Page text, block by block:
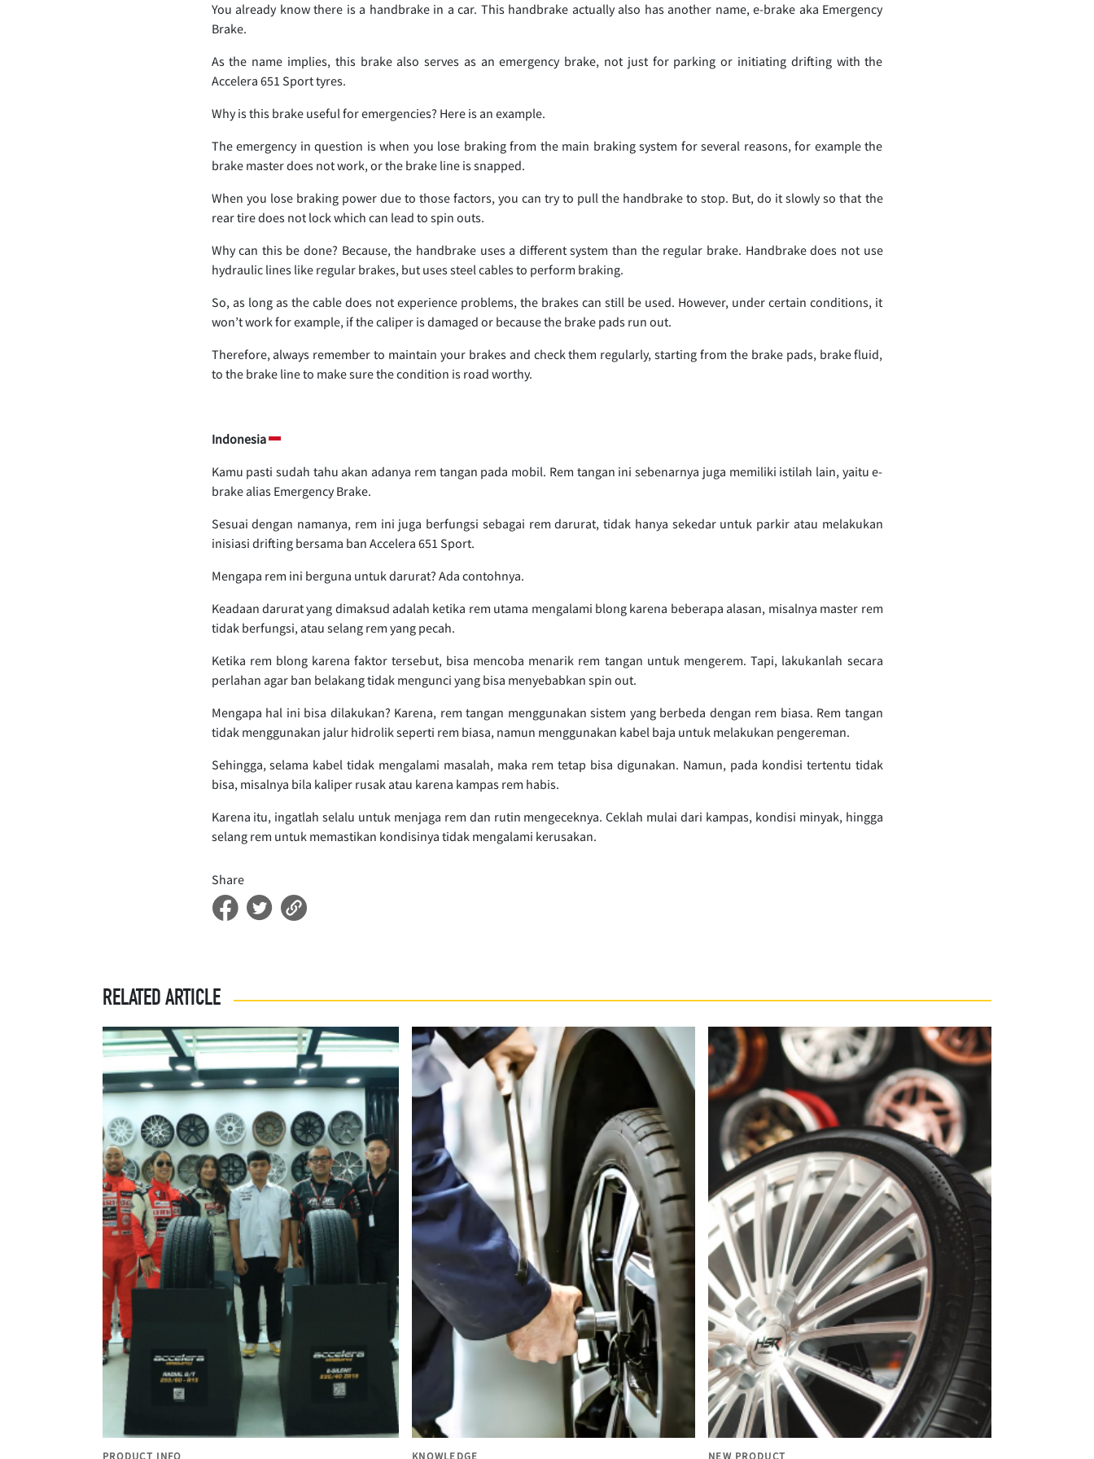
You already know there is a handbrake in a car. This handbrake actually also has another name, e-brake aka Emergency
Brake.
As the name implies, this brake also serves as an emergency brake, not just for parking or initiating drifting with the
Accelera 651 Sport tyres.
Why is this brake useful for emergencies? Here is an example.
The emergency in question is when you lose braking from the main braking system for several reasons, for example the
brake master does not work, or the brake line is snapped.
When you lose braking power due to those factors, you can try to pull the handbrake to stop. But, do it slowly so that the
rear tire does not lock which can lead to spin outs.
Why can this be done? Because, the handbrake uses a different system than the regular brake. Handbrake does not use
hydraulic lines like regular brakes, but uses steel cables to perform braking.
So, as long as the cable does not experience problems, the brakes can still be used. However, under certain conditions, it
won’t work for example, if the caliper is damaged or because the brake pads run out.
Therefore, always remember to maintain your brakes and check them regularly, starting from the brake pads, brake fluid,
to the brake line to make sure the condition is road worthy.
Indonesia
Kamu pasti sudah tahu akan adanya rem tangan pada mobil. Rem tangan ini sebenarnya juga memiliki istilah lain, yaitu e-
brake alias Emergency Brake.
Sesuai dengan namanya, rem ini juga berfungsi sebagai rem darurat, tidak hanya sekedar untuk parkir atau melakukan
inisiasi drifting bersama ban Accelera 651 Sport.
Mengapa rem ini berguna untuk darurat? Ada contohnya.
Keadaan darurat yang dimaksud adalah ketika rem utama mengalami blong karena beberapa alasan, misalnya master rem
tidak berfungsi, atau selang rem yang pecah.
Ketika rem blong karena faktor tersebut, bisa mencoba menarik rem tangan untuk mengerem. Tapi, lakukanlah secara
perlahan agar ban belakang tidak mengunci yang bisa menyebabkan spin out.
Mengapa hal ini bisa dilakukan? Karena, rem tangan menggunakan sistem yang berbeda dengan rem biasa. Rem tangan
tidak menggunakan jalur hidrolik seperti rem biasa, namun menggunakan kabel baja untuk melakukan pengereman.
Sehingga, selama kabel tidak mengalami masalah, maka rem tetap bisa digunakan. Namun, pada kondisi tertentu tidak
bisa, misalnya bila kaliper rusak atau karena kampas rem habis.
Karena itu, ingatlah selalu untuk menjaga rem dan rutin mengeceknya. Ceklah mulai dari kampas, kondisi minyak, hingga
selang rem untuk memastikan kondisinya tidak mengalami kerusakan.
Share
RELATED ARTICLE
PRODUCT INFO KNOWLEDGE NEW PRODUCT